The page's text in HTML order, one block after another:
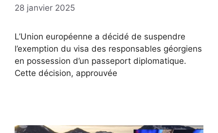
28 janvier 2025
L’Union européenne a décidé de suspendre
l’exemption du visa des responsables géorgiens
en possession d’un passeport diplomatique.
Cette décision, approuvée